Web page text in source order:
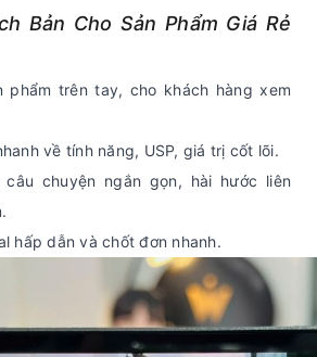
Bản Cho Sản Phẩm Giá Rẻ
phẩm trên tay, cho khách hàng xem
về tính năng, USP, giá trị cốt lõi.
câu chuyện ngắn gọn, hài hước liên
hấp dẫn và chốt đơn nhanh.